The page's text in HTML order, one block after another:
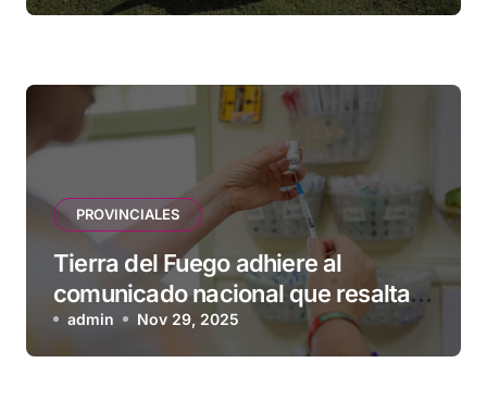
PROVINCIALES
Tierra del Fuego adhiere al
comunicado nacional que resalta
la seguridad y eficacia de las
vacunas
admin Nov 29, 2025